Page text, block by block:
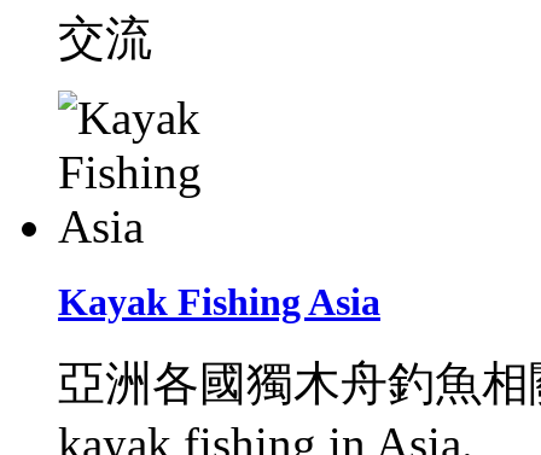
交流
Kayak Fishing Asia
亞洲各國獨木舟釣魚相
kayak fishing in Asia.